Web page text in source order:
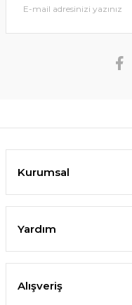
Kurumsal
Yardım
Alışveriş